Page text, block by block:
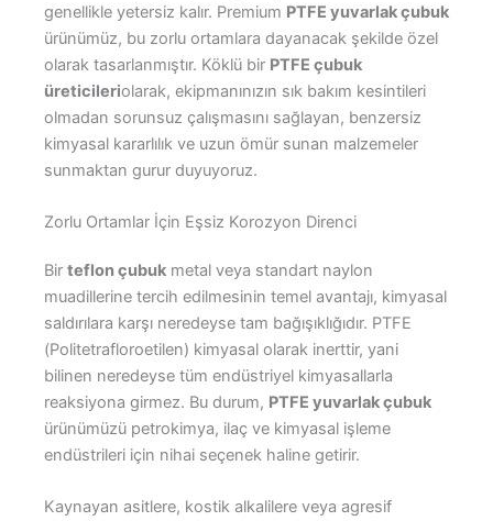
genellikle yetersiz kalır. Premium PTFE yuvarlak çubuk
ürünümüz, bu zorlu ortamlara dayanacak şekilde özel
olarak tasarlanmıştır. Köklü bir PTFE çubuk
üreticileriolarak, ekipmanınızın sık bakım kesintileri
olmadan sorunsuz çalışmasını sağlayan, benzersiz
kimyasal kararlılık ve uzun ömür sunan malzemeler
sunmaktan gurur duyuyoruz.
Zorlu Ortamlar İçin Eşsiz Korozyon Direnci
Bir teflon çubuk metal veya standart naylon
muadillerine tercih edilmesinin temel avantajı, kimyasal
saldırılara karşı neredeyse tam bağışıklığıdır. PTFE
(Politetrafloroetilen) kimyasal olarak inerttir, yani
bilinen neredeyse tüm endüstriyel kimyasallarla
reaksiyona girmez. Bu durum, PTFE yuvarlak çubuk
ürünümüzü petrokimya, ilaç ve kimyasal işleme
endüstrileri için nihai seçenek haline getirir.
Kaynayan asitlere, kostik alkalilere veya agresif